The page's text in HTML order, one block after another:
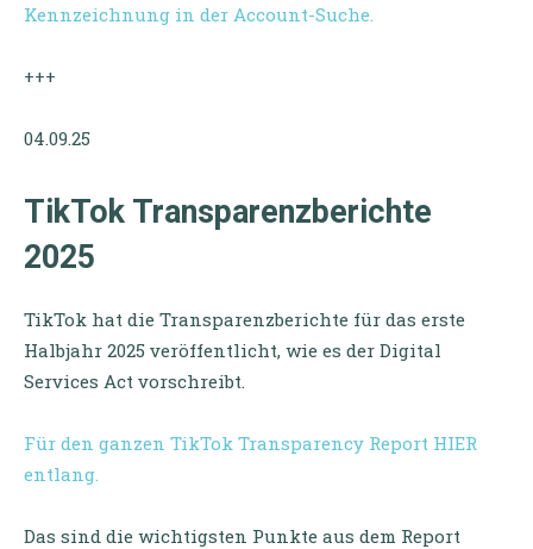
Kennzeichnung in der Account-Suche.
+++
04.09.25
TikTok Transparenzberichte
2025
TikTok hat die Transparenzberichte für das erste
Halbjahr 2025 veröffentlicht, wie es der Digital
Services Act vorschreibt.
Für den ganzen TikTok Transparency Report HIER
entlang.
Das sind die wichtigsten Punkte aus dem Report